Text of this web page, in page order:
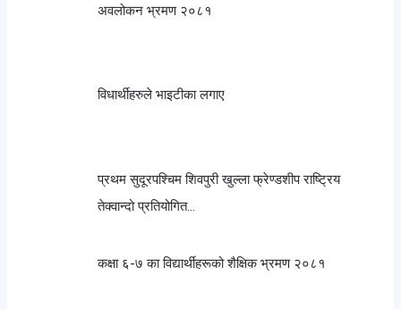
अवलोकन भ्रमण २०८१
विधार्थीहरुले भाइटीका लगाए
प्रथम सुदूरपश्चिम शिवपुरी खुल्ला फ्रेण्डशीप राष्ट्रिय
तेक्वान्दो प्रतियोगित…
कक्षा ६-७ का विद्यार्थीहरूको शैक्षिक भ्रमण २०८१